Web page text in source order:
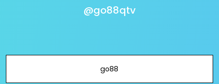
@go88qtv
go88